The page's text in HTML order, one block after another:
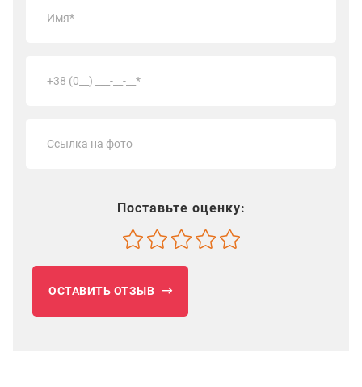
Поставьте оценку:
ОСТАВИТЬ ОТЗЫВ